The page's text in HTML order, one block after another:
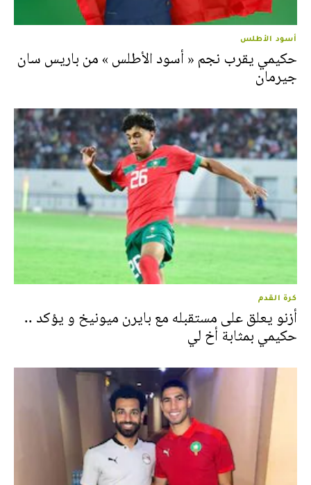
أسود الأطلس
حكيمي يقرب نجم « أسود الأطلس » من باريس سان
جيرمان
كرة القدم
أزنو يعلق على مستقبله مع بايرن ميونيخ و يؤكد ..
حكيمي بمثابة أخ لي